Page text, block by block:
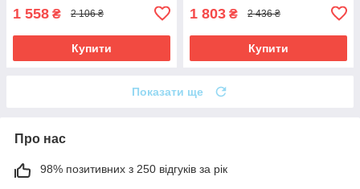
1 558 ₴ 2 106 ₴
Купити
1 803 ₴ 2 436 ₴
Купити
Показати ще
Про нас
98% позитивних з 250 відгуків за рік